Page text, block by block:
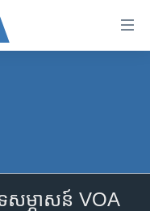
សម្ភាសន៍ VOA